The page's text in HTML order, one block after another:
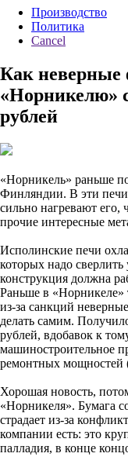
Производство
Политика
Cancel
Как
«Норникелю»
рублей
«Норникель» раньше
Финляндии. В эти
сильно нагревают его,
прочие интересные
Исполинские печи
которых надо
конструкция должна
Раньше в «Норникеле»
из-за санкций
делать самим.
рублей, вдобавок к
машиностроительное
ремонтных мощностей
Хорошая новость,
«Норникеля». Бумага
страдает из-за
компании есть: это
палладия, в конце